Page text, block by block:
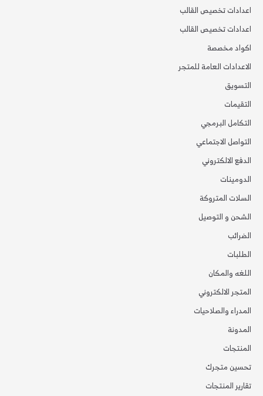
اعدادات تخصيص القالب
اعدادات تخصيص القالب
اكواد مخصصة
الاعدادات العامة للمتجر
التسويق
التقيمات
التكامل البرمجي
التواصل الاجتماعي
الدفع الالكتروني
الدومينات
السلات المتروكة
الشحن و التوصيل
الضرائب
الطلبات
اللغه والمكان
المتجر الالكتروني
المدراء والصلاحيات
المدونة
المنتجات
تحسين متجرك
تقارير المنتجات